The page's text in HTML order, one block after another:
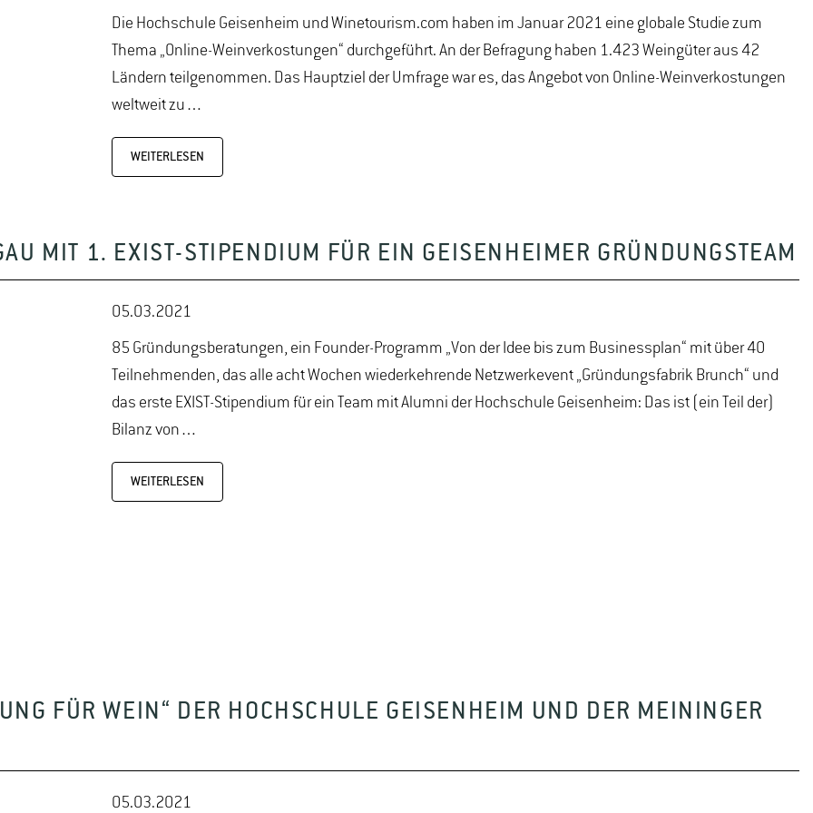
Die Hochschule Geisenheim und Winetourism.com haben im Januar 2021 eine globale Studie zum
Thema „Online-Weinverkostungen“ durchgeführt. An der Befragung haben 1.423 Weingüter aus 42
Ländern teilgenommen. Das Hauptziel der Umfrage war es, das Angebot von Online-Weinverkostungen
weltweit zu…
WEITERLESEN
MIT 1. EXIST-STIPENDIUM FÜR EIN GEISENHEIMER GRÜNDUNGSTEAM
05.03.2021
85 Gründungsberatungen, ein Founder-Programm „Von der Idee bis zum Businessplan“ mit über 40
Teilnehmenden, das alle acht Wochen wiederkehrende Netzwerkevent „Gründungsfabrik Brunch“ und
das erste EXIST-Stipendium für ein Team mit Alumni der Hochschule Geisenheim: Das ist (ein Teil der)
Bilanz von…
WEITERLESEN
FÜR WEIN“ DER HOCHSCHULE GEISENHEIM UND DER MEININGER
05.03.2021